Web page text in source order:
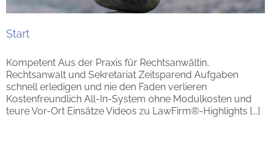
Start
Kompetent Aus der Praxis für Rechtsanwältin,
Rechtsanwalt und Sekretariat Zeitsparend Aufgaben
schnell erledigen und nie den Faden verlieren
Kostenfreundlich All-In-System ohne Modulkosten und
teure Vor-Ort Einsätze Videos zu LawFirm®-Highlights [...]